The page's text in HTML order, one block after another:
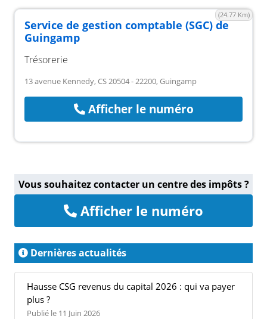
(24.77 Km)
Service de gestion comptable (SGC) de
Guingamp
Trésorerie
13 avenue Kennedy, CS 20504 - 22200, Guingamp
Afficher le numéro
Vous souhaitez contacter un centre des impôts ?
Afficher le numéro
Dernières actualités
Hausse CSG revenus du capital 2026 : qui va payer
plus ?
Publié le 11 Juin 2026